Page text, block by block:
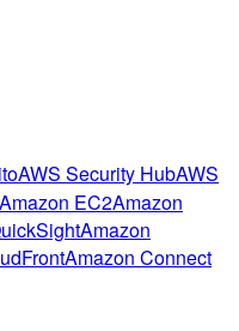
AWS Security HubAWS
Amazon EC2Amazon
Amazon
Amazon Connect